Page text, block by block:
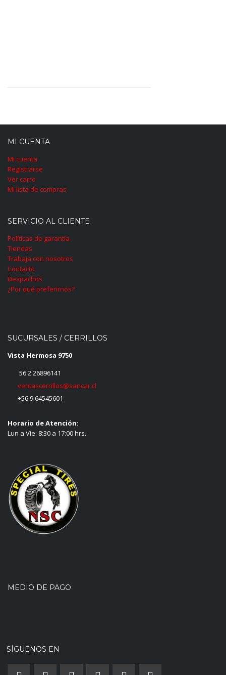
MI CUENTA
Mi cuenta
Registrarse
Ver carro
Mi lista de compras
SERVICIO AL CLIENTE
Políticas de garantía
Tiendas
Trabaja con nosotros
Contacto
Despachos
¿Por qué preferirnos?
SUCURSALES / CERRILLOS
Vista Hermosa 9750
56 2 26896141
ventascerrillos@sancar.cl
+56 9 64545601
Horario de Atención:
Lun a Vie: 8:30 a 17:00 hrs.
MEDIO DE PAGO
SÍGUENOS EN